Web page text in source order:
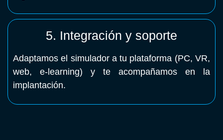
5. Integración y soporte
Adaptamos el simulador a tu plataforma (PC, VR,
web, e‑learning) y te acompañamos en la
implantación.